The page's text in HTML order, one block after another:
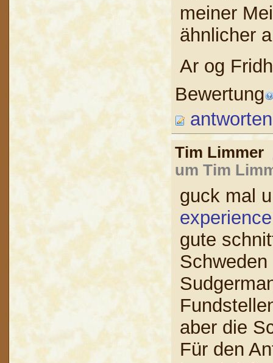
meiner
ähnlicher
Ar og
Bewertung
antworten
Tim Limmer
um Tim
guck mal
gute
aber die
Für den